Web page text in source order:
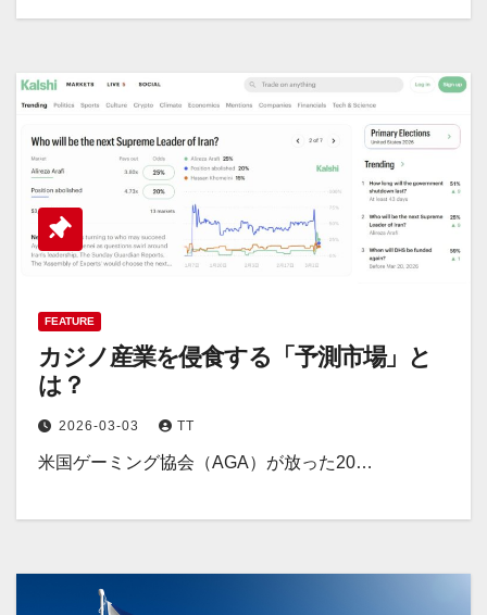
FEATURE
カジノ産業を侵食する「予測市場」と
は？
2026-03-03 TT
米国ゲーミング協会（AGA）が放った20…